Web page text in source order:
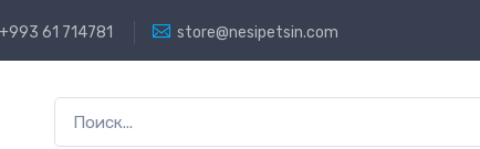
+993 61 714781 store@nesipetsin.com